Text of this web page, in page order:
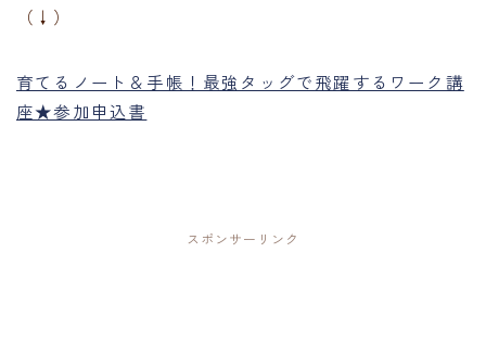
（↓）
育てるノート＆手帳！最強タッグで飛躍するワーク講
座★参加申込書
スポンサーリンク